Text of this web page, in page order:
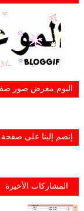
البوم معرض صور
إنضم إلينا على
المشاركات الأخيرة